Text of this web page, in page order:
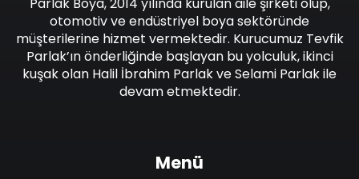
otomotiv ve endüstriyel boya sektöründe
müşterilerine hizmet vermektedir. Kurucumuz Tevfik
Parlak’ın önderliğinde başlayan bu yolculuk, ikinci
kuşak olan Halil İbrahim Parlak ve Selami Parlak ile
devam etmektedir.
Menü